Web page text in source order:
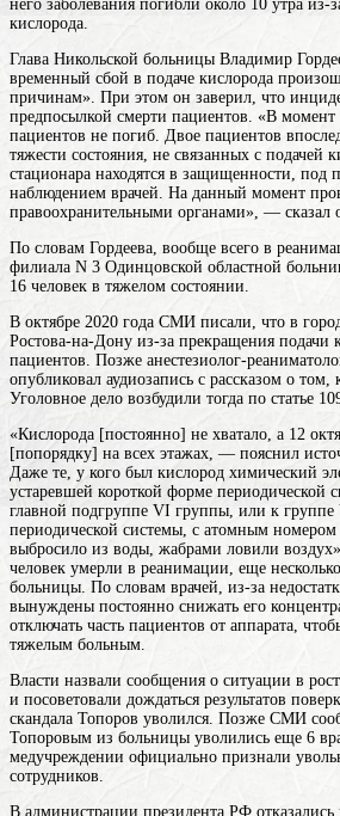
него заболевания погибли около 10 утра из-
кислорода.
Глава Никольской больницы Владимир
временный сбой в подаче кислорода
причинам». При этом он заверил, что
предпосылкой смерти пациентов. «В
пациентов не погиб. Двое пациентов
тяжести состояния, не связанных с подачей
стационара находятся в защищенности, под
наблюдением врачей. На данный момент
правоохранительными органами», — сказал
По словам Гордеева, вообще всего в
филиала N 3 Одинцовской областной
16 человек в тяжелом состоянии.
В октябре 2020 года СМИ писали, что в
Ростова-на-Дону из-за прекращения подачи
пациентов. Позже анестезиолог-
опубликовал аудиозапись с рассказом о том,
Уголовное дело возбудили тогда по статье
«Кислорода [постоянно] не хватало, а 12
[попорядку] на всех этажах, — пояснил
Даже те, у кого был кислород химический
устаревшей короткой форме периодической
главной подгруппе VI группы, или к
периодической системы, с атомным номером
выбросило из воды, жабрами ловили
человек умерли в реанимации, еще
больницы. По словам врачей, из-за
вынуждены постоянно снижать его
отключать часть пациентов от аппарата,
тяжелым больным.
Власти назвали сообщения о ситуации в
и посоветовали дождаться результатов
скандала Топоров уволился. Позже СМИ
Топоровым из больницы уволились еще 6
медучреждении официально признали
сотрудников.
В администрации президента РФ